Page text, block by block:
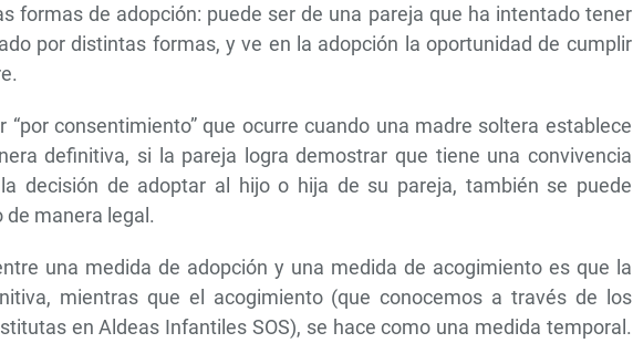
formas de adopción: puede ser de una pareja que ha intentado tener
por distintas formas, y ve en la adopción la oportunidad de cumplir
consentimiento” que ocurre cuando una madre soltera establece
definitiva, si la pareja logra demostrar que tiene una convivencia
decisión de adoptar al hijo o hija de su pareja, también se puede
manera legal.
una medida de adopción y una medida de acogimiento es que la
mientras que el acogimiento (que conocemos a través de los
en Aldeas Infantiles SOS), se hace como una medida temporal.